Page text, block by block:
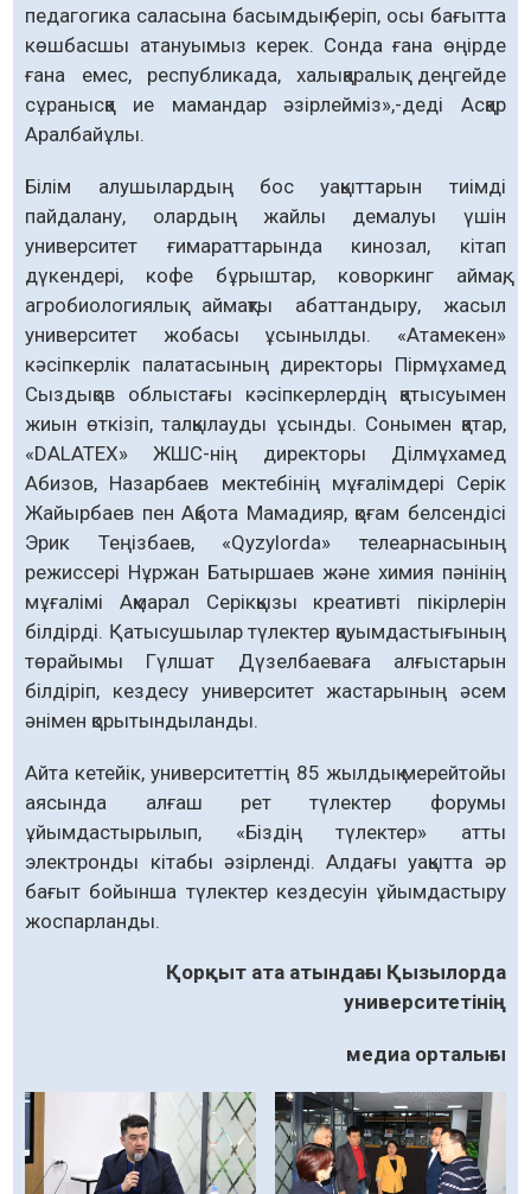
педагогика саласына басымдық беріп, осы бағытта
көшбасшы атануымыз керек. Сонда ғана өңірде
ғана емес, республикада, халықаралық деңгейде
сұранысқа ие мамандар әзірлейміз»,-деді Асқар
Аралбайұлы.
Білім алушылардың бос уақыттарын тиімді
пайдалану, олардың жайлы демалуы үшін
университет ғимараттарында кинозал, кітап
дүкендері, кофе бұрыштар, коворкинг аймақ,
агробиологиялық аймақты абаттандыру, жасыл
университет жобасы ұсынылды. «Атамекен»
кәсіпкерлік палатасының директоры Пірмұхамед
Сыздықов облыстағы кәсіпкерлердің қатысуымен
жиын өткізіп, талқылауды ұсынды. Сонымен қатар,
«DALATEX» ЖШС-нің директоры Ділмұхамед
Абизов, Назарбаев мектебінің мұғалімдері Серік
Жайырбаев пен Ақбота Мамадияр, қоғам белсендісі
Эрик Теңізбаев, «Qyzylorda» телеарнасының
режиссері Нұржан Батыршаев және химия пәнінің
мұғалімі Ақмарал Серікқызы креативті пікірлерін
білдірді. Қатысушылар түлектер қауымдастығының
төрайымы Гүлшат Дүзелбаеваға алғыстарын
білдіріп, кездесу университет жастарының әсем
әнімен қорытындыланды.
Айта кетейік, университеттің 85 жылдық мерейтойы
аясында алғаш рет түлектер форумы
ұйымдастырылып, «Біздің түлектер» атты
электронды кітабы әзірленді. Алдағы уақытта әр
бағыт бойынша түлектер кездесуін ұйымдастыру
жоспарланды.
Қорқыт ата атындағы Қызылорда
университетінің
медиа орталығы